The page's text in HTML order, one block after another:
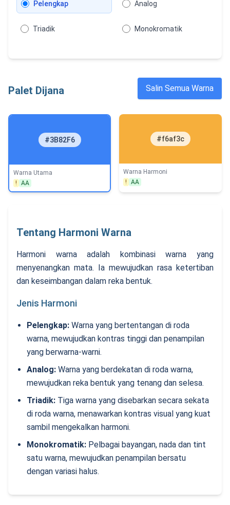
Pelengkap Analog
Triadik Monokromatik
Palet Dijana Salin Semua Warna
#3B82F6
Warna Utama
!
AA
#f6af3c
Warna Harmoni
!
AA
Tentang Harmoni Warna
Harmoni warna adalah kombinasi warna yang
menyenangkan mata. Ia mewujudkan rasa ketertiban
dan keseimbangan dalam reka bentuk.
Jenis Harmoni
Pelengkap: Warna yang bertentangan di roda
warna, mewujudkan kontras tinggi dan penampilan
yang berwarna-warni.
Analog: Warna yang berdekatan di roda warna,
mewujudkan reka bentuk yang tenang dan selesa.
Triadik: Tiga warna yang disebarkan secara sekata
di roda warna, menawarkan kontras visual yang kuat
sambil mengekalkan harmoni.
Monokromatik: Pelbagai bayangan, nada dan tint
satu warna, mewujudkan penampilan bersatu
dengan variasi halus.